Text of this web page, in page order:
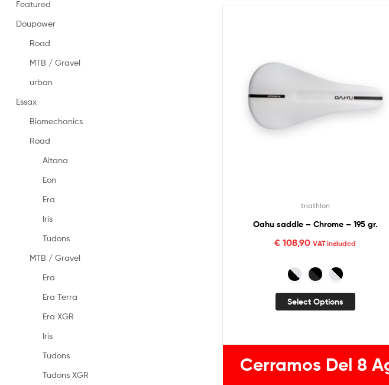
in
–
in
Spain
triathlon
Oahu saddle – Chrome – 195 gr.
€ 108,90 VAT included
Select Options
Cerramos Del 8
Featured
Doupower
Road
MTB / Gravel
urban
Essax
Biomechanics
Road
Aitana
Eon
Era
Iris
Tudons
MTB / Gravel
Era
Era Terra
Era XGR
Iris
Tudons
Tudons XGR